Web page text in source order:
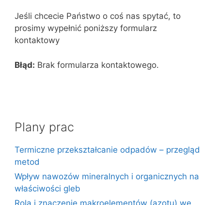
Jeśli chcecie Państwo o coś nas spytać, to
prosimy wypełnić poniższy formularz
kontaktowy
Błąd: Brak formularza kontaktowego.
Plany prac
Termiczne przekształcanie odpadów – przegląd
metod
Wpływ nawozów mineralnych i organicznych na
właściwości gleb
Rola i znaczenie makroelementów (azotu) we